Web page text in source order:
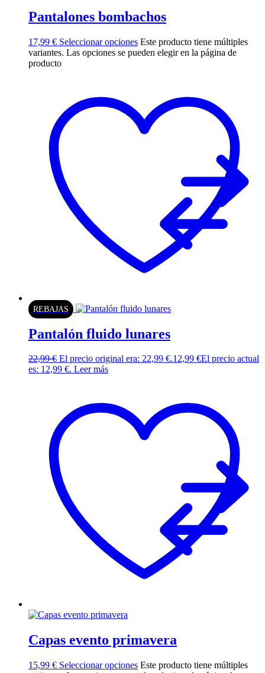
Pantalones bombachos
17,99 € Seleccionar opciones Este producto tiene múltiples
variantes. Las opciones se pueden elegir en la página de
producto
REBAJAS
Pantalón fluido lunares
22,99€ El precio original era: 22,99 €.12,99 €El precio actual
es: 12,99 €. Leer más
Capas evento primavera
15,99 € Seleccionar opciones Este producto tiene múltiples